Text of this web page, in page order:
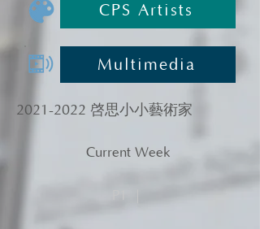
CPS Artists
Multimedia
2021-2022 啓思小小藝術家
Current Week